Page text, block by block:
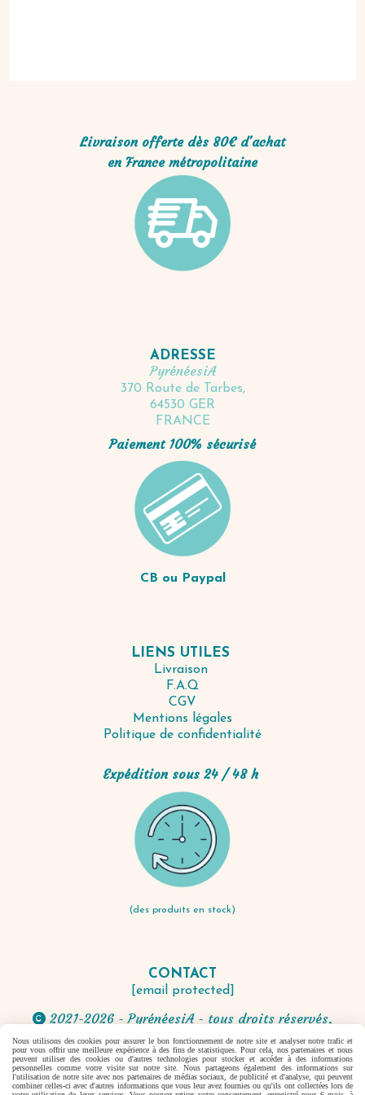
Livraison offerte dès 80€ d'achat
en France métropolitaine
ADRESSE
PyrénéesiA
370 Route de Tarbes,
64530 GER
FRANCE
Paiement 100% sécurisé
CB ou Paypal
LIENS UTILES
Livraison
F.A.Q
CGV
Mentions légales
Politique de confidentialité
Expédition sous 24 / 48 h
(des produits en stock)
CONTACT
[email protected]
 2021-2026 - PyrénéesiA - tous droits réservés.
Facebook est désactivé. Autoriser
Nous utilisons des cookies pour assurer le bon fonctionnement de notre site et analyser notre trafic et
pour vous offrir une meilleure expérience à des fins de statistiques. Pour cela, nos partenaires et nous
peuvent utiliser des cookies ou d'autres technologies pour stocker et accéder à des informations
personnelles comme votre visite sur notre site. Nous partageons également des informations sur
l'utilisation de notre site avec nos partenaires de médias sociaux, de publicité et d'analyse, qui peuvent
combiner celles-ci avec d'autres informations que vous leur avez fournies ou qu'ils ont collectées lors de